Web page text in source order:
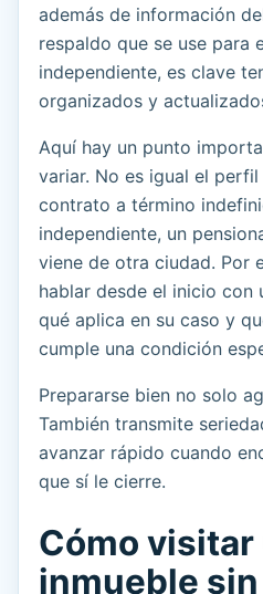
además de información
respaldo que se use para
independiente, es clave
organizados y
Aquí hay un punto
variar. No es igual el
contrato a término
independiente, un
viene de otra ciudad. Por
hablar desde el inicio con
qué aplica en su caso y
cumple una condición
Prepararse bien no solo
También transmite
avanzar rápido cuando
que sí le cierre.
Cómo visitar
inmueble